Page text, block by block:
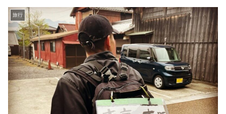
旅行